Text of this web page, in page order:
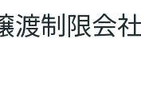
制限会